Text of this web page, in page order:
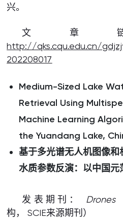
兴。
文章
http://qks.cqu.edu.cn/
202208017
Medium-Sized Lake
Retrieval Using
Machine Learning
the Yuandang Lake,
基于多光谱无人机图像
水质参数反演： 以中国元
发表期刊： Drones
构， SCIE来源期刊）